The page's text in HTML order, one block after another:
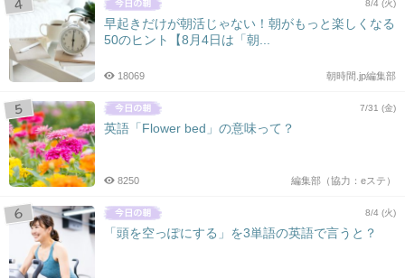
8/4 (火)
早起きだけが朝活じゃない！朝がもっと楽しくなる
50のヒント【8月4日は「朝...
朝時間.jp編集部
18069
7/31 (金)
英語「Flower bed」の意味って？
編集部（協力：eステ）
8250
8/4 (火)
「頭を空っぽにする」を3単語の英語で言うと？